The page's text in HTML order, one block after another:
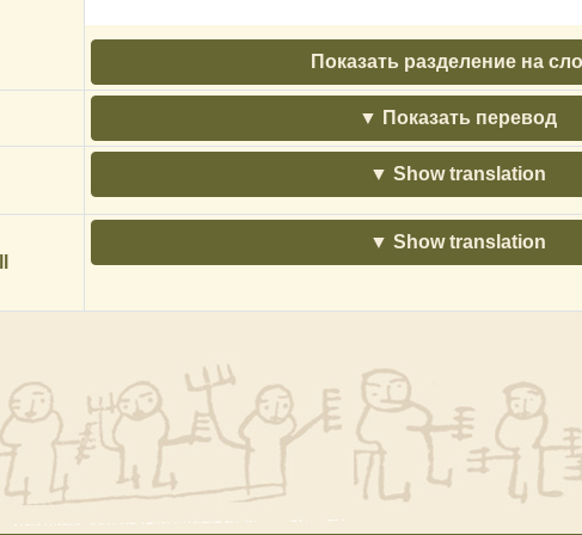
Показать разделение на
Показать перевод
Show translation
Show translation